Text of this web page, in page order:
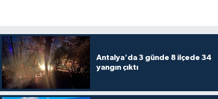
Antalya'da 3 günde 8 ilçede 34
yangın çıktı